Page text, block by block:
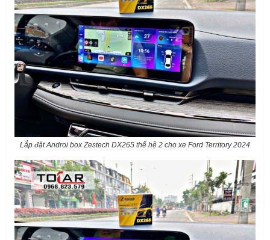
Lắp đặt Androi box Zestech DX265 thế hệ 2 cho xe Ford Territory 2024